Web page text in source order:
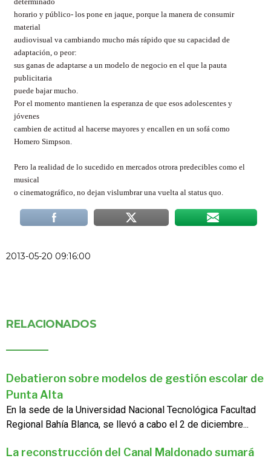
horario y público- los pone en jaque, porque la manera de consumir
material
audiovisual va cambiando mucho más rápido que su capacidad de
adaptación, o peor:
sus ganas de adaptarse a un modelo de negocio en el que la pauta
publicitaria
puede bajar mucho.
Por el momento mantienen la esperanza de que esos adolescentes y
jóvenes
cambien de actitud al hacerse mayores y encallen en un sofá como
Homero Simpson.
Pero la realidad de lo sucedido en mercados otrora predecibles como el
musical
o cinematográfico, no dejan vislumbrar una vuelta al status quo.
2013-05-20 09:16:00
RELACIONADOS
Debatieron sobre modelos de gestión escolar de
Punta Alta
En la sede de la Universidad Nacional Tecnológica Facultad
Regional Bahía Blanca, se llevó a cabo el 2 de diciembre...
La reconstrucción del Canal Maldonado sumará